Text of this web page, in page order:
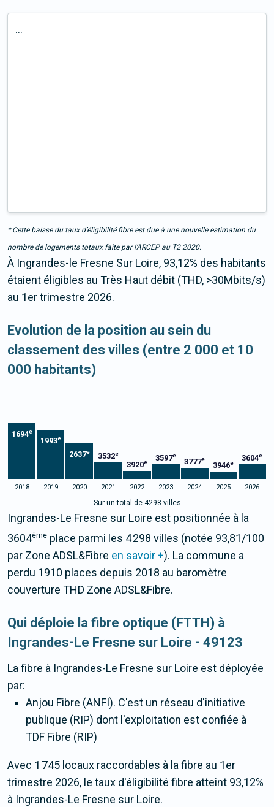
...
* Cette baisse du taux d’éligibilité fibre est due à une nouvelle estimation du
nombre de logements totaux faite par l’ARCEP au T2 2020.
À Ingrandes-le Fresne Sur Loire, 93,12% des habitants
étaient éligibles au Très Haut débit (THD, >30Mbits/s)
au 1er trimestre 2026.
Evolution de la position au sein du
classement des villes (entre 2 000 et 10
000 habitants)
1694e
1993e
2637e 3532e
3920e 3597e
3777e
3946e
3604e
2018 2019 2020 2021 2022 2023 2024 2025 2026
Sur un total de 4298 villes
Ingrandes-Le Fresne sur Loire est positionnée à la
3604ème place parmi les 4 298 villes (notée 93,81/100
par Zone ADSL&Fibre en savoir +). La commune a
perdu 1910 places depuis 2018 au baromètre
couverture THD Zone ADSL&Fibre.
Qui déploie la fibre optique (FTTH) à
Ingrandes-Le Fresne sur Loire - 49123
La fibre à Ingrandes-Le Fresne sur Loire est déployée
par:
Anjou Fibre (ANFI). C'est un réseau d'initiative
publique (RIP) dont l'exploitation est confiée à
TDF Fibre (RIP)
Avec 1 745 locaux raccordables à la fibre au 1er
trimestre 2026, le taux d'éligibilité fibre atteint 93,12%
à Ingrandes-Le Fresne sur Loire.